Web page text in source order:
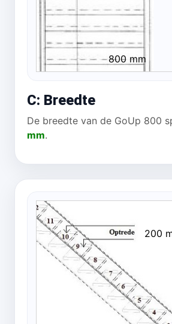
800 mm
C: Breedte
De breedte van de GoUp 800
mm.
200